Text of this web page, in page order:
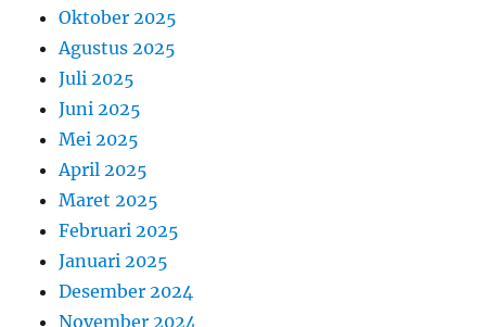
Oktober 2025
Agustus 2025
Juli 2025
Juni 2025
Mei 2025
April 2025
Maret 2025
Februari 2025
Januari 2025
Desember 2024
November 2024